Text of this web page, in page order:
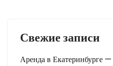
Свежие записи
Аренда в Екатеринбурге